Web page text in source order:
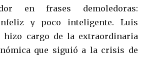
en frases demoledoras:
y poco inteligente. Luis
hizo cargo de la extraordinaria
que siguió a la crisis de